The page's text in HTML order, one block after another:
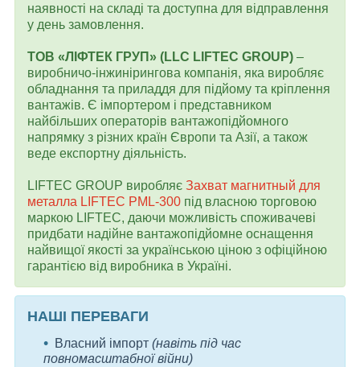
наявності на складі та доступна для відправлення
у день замовлення.
ТОВ «ЛІФТЕК ГРУП» (LLC LIFTEC GROUP) –
виробничо-інжинірингова компанія, яка виробляє
обладнання та приладдя для підйому та кріплення
вантажів. Є імпортером і представником
найбільших операторів вантажопідйомного
напрямку з різних країн Європи та Азії, а також
веде експортну діяльність.
LIFTEC GROUP виробляє Захват магнитный для
металла LIFTEC PML-300 під власною торговою
маркою LIFTEC, даючи можливість споживачеві
придбати надійне вантажопідйомне оснащення
найвищої якості за українською ціною з офіційною
гарантією від виробника в Україні.
НАШІ ПЕРЕВАГИ
Власний імпорт (навіть під час
повномасштабної війни)